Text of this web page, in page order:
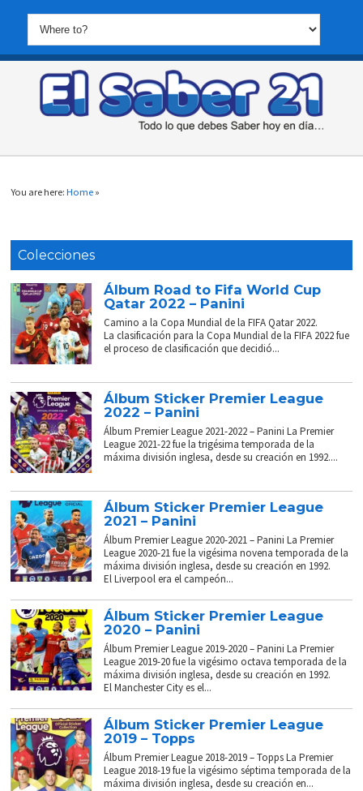
You are here:Home »
Colecciones
Álbum Road to Fifa World Cup
Qatar 2022 – Panini
Camino a la Copa Mundial de la FIFA Qatar 2022.
La clasificación para la Copa Mundial de la FIFA 2022 fue
el proceso de clasificación que decidió...
Álbum Sticker Premier League
2022 – Panini
Álbum Premier League 2021-2022 – Panini La Premier
League 2021-22 fue la trigésima temporada de la
máxima división inglesa, desde su creación en 1992....
Álbum Sticker Premier League
2021 – Panini
Álbum Premier League 2020-2021 – Panini La Premier
League 2020-21 fue la vigésima novena temporada de la
máxima división inglesa, desde su creación en 1992.
El Liverpool era el campeón...
Álbum Sticker Premier League
2020 – Panini
Álbum Premier League 2019-2020 – Panini La Premier
League 2019-20 fue la vigésimo octava temporada de la
máxima división inglesa, desde su creación en 1992.
El Manchester City es el...
Álbum Sticker Premier League
2019 – Topps
Álbum Premier League 2018-2019 – Topps La Premier
League 2018-19 fue la vigésimo séptima temporada de la
máxima división inglesa, desde su creación en...